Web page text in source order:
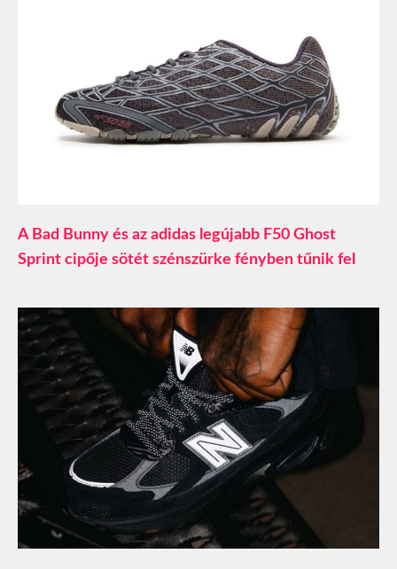
A Bad Bunny és az adidas legújabb F50 Ghost
Sprint cipője sötét szénszürke fényben tűnik fel